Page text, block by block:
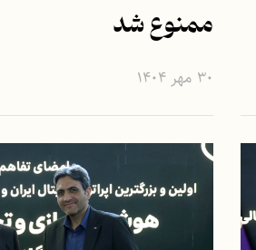
ممنوع شد
۳۰ مهر ۱۴۰۴